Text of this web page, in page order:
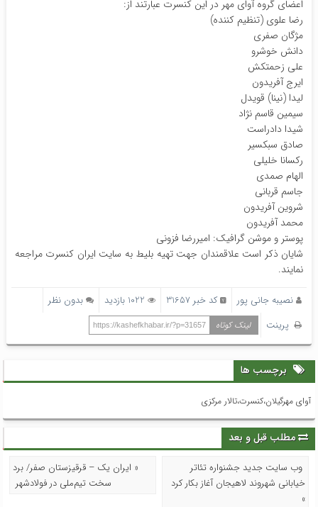
اعضای گروه آوای مهر در این کنسرت عبارتند از:
رضا علوی (تنظیم کننده)
مژگان صفری
دانش خوشرو
علی زحمتکش
ایرج آفریدون
لیدا (نینا) قویدل
سیمین قاسم نژاد
شیدا دادراست
صادق سبکسیر
رکسانا خلیلی
الهام صمدی
جاسم قربانی
شروین آفریدون
محمد آفریدون
پوستر و موشن گرافیک: امیررضا فزونی
شایان ذکر است علاقمندان جهت تهیه بلیط به سایت ایران کنسرت مراجعه
نمایند.
نصیبه جانی پور کد خبر 31657 1022 بازدید
بدون نظر
پرینت
لینک کوتاه https://kashefkhabar.ir/?p=31657
برچسب ها
آوای مهرگیلان،کنسرت،تالار مرکزی
مطلب قبل و بعد
وب سایت جدید جشنواره تئاتر
خیابانی شهروند لاهیجان آغاز بکار کرد
»
« ایران یک – قرقیزستان صفر/ برد
سخت تیم‌ملی در فولادشهر